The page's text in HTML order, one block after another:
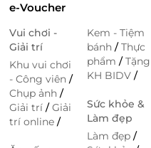
e-Voucher
Vui chơi -
Giải trí
Khu vui chơi
- Công viên /
Chụp ảnh /
Giải trí /Giải
trí online /
Kem - Tiệm
bánh /Thực
phẩm /Tặng
KH BIDV /
Sức khỏe &
Làm đẹp
Làm đẹp /